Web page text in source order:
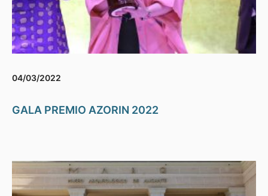
04/03/2022
GALA PREMIO AZORIN 2022